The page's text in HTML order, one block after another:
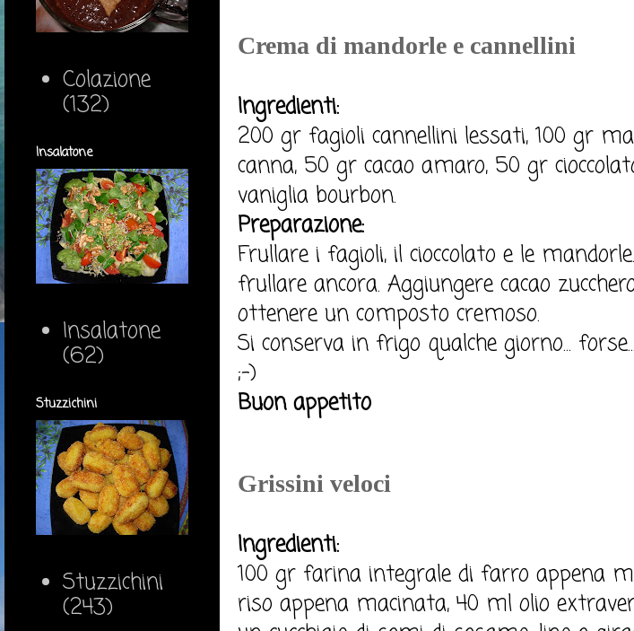
Crema di mandorle e cannellini
Ingredienti:
200 gr fagioli cannellini lessati, 100 gr
canna, 50 gr cacao amaro, 50 gr
vaniglia bourbon.
Preparazione:
Frullare i fagioli, il cioccolato e le
frullare ancora. Aggiungere cacao
ottenere un composto cremoso.
Si conserva in frigo qualche giorno...
;-)
Buon appetito
Grissini veloci
Ingredienti:
100 gr farina integrale di farro appena
riso appena macinata, 40 ml olio
Colazione
(132)
Insalatone
Insalatone
(62)
Stuzzichini
Stuzzichini
(243)